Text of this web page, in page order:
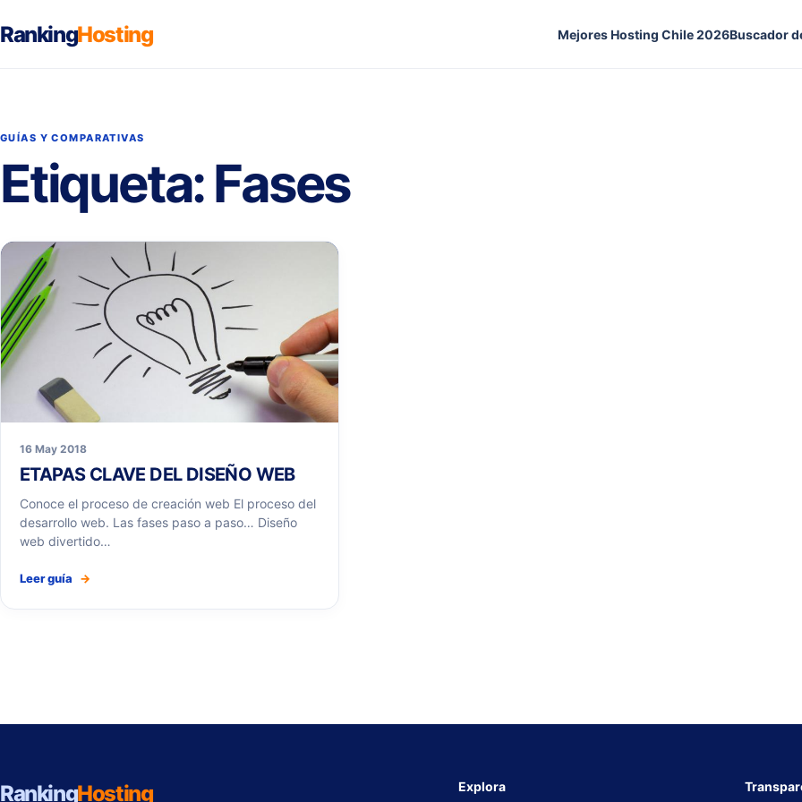
RankingHosting Mejores Hosting Chile 2026Buscador
GUÍAS Y COMPARATIVAS
Etiqueta:Fases
16 May 2018
ETAPAS CLAVE DEL DISEÑO WEB
Conoce el proceso de creación web El proceso del
desarrollo web. Las fases paso a paso… Diseño
web divertido…
Leer guía →
RankingHosting Explora